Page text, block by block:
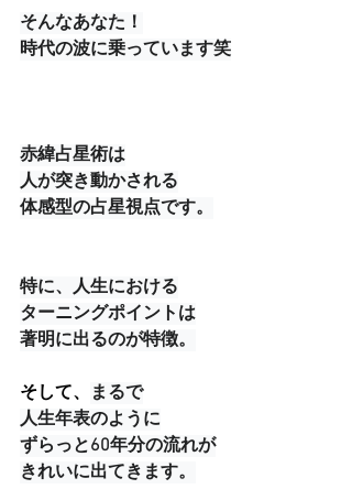
そんなあなた！
時代の波に乗っています笑
赤緯占星術は
人が突き動かされる
体感型の占星視点です。
特に、人生における
ターニングポイントは
著明に出るのが特徴。
そして、
まるで
人生年表のように
ずらっと60年分の流れが
きれいに出てきます。